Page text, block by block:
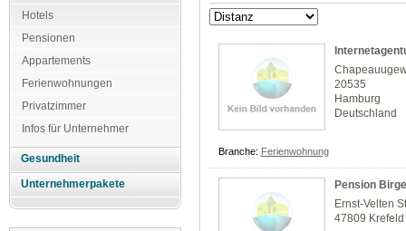
Hotels
Pensionen
Appartements
Ferienwohnungen
Privatzimmer
Infos für Unternehmer
Gesundheit
Unternehmerpakete
20535
Hamburg
Deutschland
Branche: Ferienwohnung
Pension
Ernst-Velten
47809 Krefeld